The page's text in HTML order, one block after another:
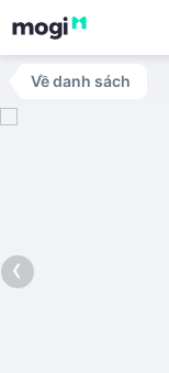
Về danh sách
‹